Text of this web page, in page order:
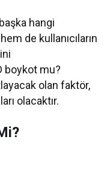
hangi
de kullanıcıların
boykot mu?
olan faktör,
olacaktır.